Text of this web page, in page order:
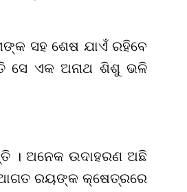
ସହ ଶେଷ ଯାଏଁ ରହିବେ
ସେ ଏକ ଅନାଥ ଶିଶୁ ଭଳି
। ଅନେକ ଉଦାହରଣ ଅଛି
ରୟଙ୍କ କ୍ଷେତ୍ରରେ